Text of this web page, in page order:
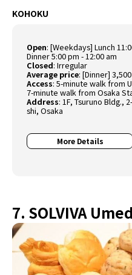
KOHOKU
Open: [Weekdays] Lunch
Dinner 5:00 pm - 12:00 am
Closed: Irregular
Average price: [Dinner]
Access: 5-minute walk from
7-minute walk from Osaka
Address: 1F, Tsuruno Bldg.,
shi, Osaka
More Details
7. SOLVIVA